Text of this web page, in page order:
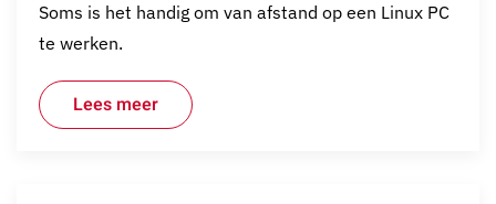
Soms is het handig om van afstand op een Linux PC
te werken.
Lees meer